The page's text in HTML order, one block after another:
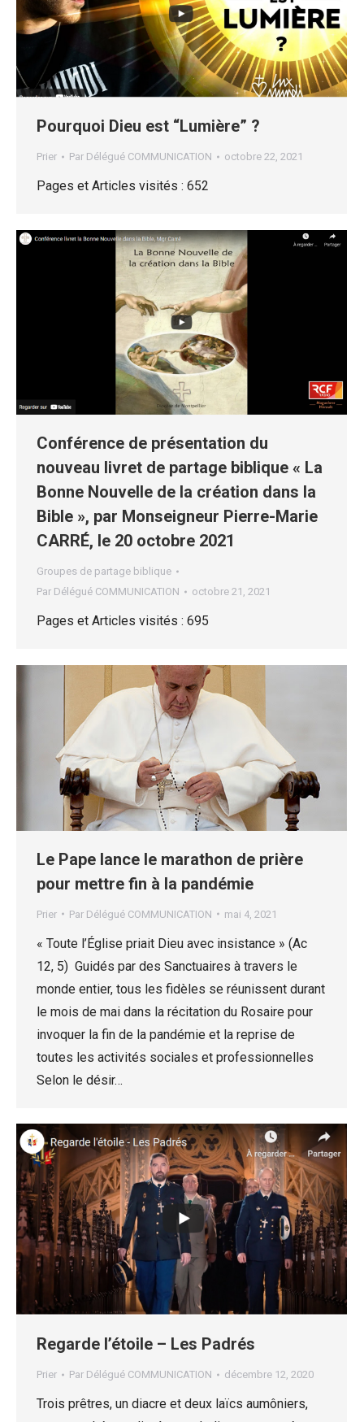
Pourquoi Dieu est “Lumière” ?
Prier Par Délégué COMMUNICATION octobre 22, 2021
Pages et Articles visités : 652
Conférence de présentation du
nouveau livret de partage biblique « La
Bonne Nouvelle de la création dans la
Bible », par Monseigneur Pierre-Marie
CARRÉ, le 20 octobre 2021
Groupes de partage biblique
Par Délégué COMMUNICATION octobre 21, 2021
Pages et Articles visités : 695
Le Pape lance le marathon de prière
pour mettre fin à la pandémie
Prier Par Délégué COMMUNICATION mai 4, 2021
« Toute l’Église priait Dieu avec insistance » (Ac
12, 5) Guidés par des Sanctuaires à travers le
monde entier, tous les fidèles se réunissent durant
le mois de mai dans la récitation du Rosaire pour
invoquer la fin de la pandémie et la reprise de
toutes les activités sociales et professionnelles
Selon le désir…
Regarde l’étoile – Les Padrés
Prier Par Délégué COMMUNICATION décembre 12, 2020
Trois prêtres, un diacre et deux laïcs aumôniers,